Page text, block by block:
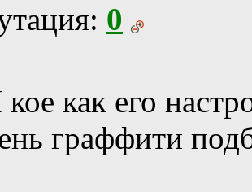
0
как его
граффити